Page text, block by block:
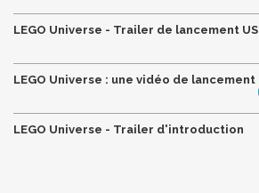
LEGO Universe - Trailer de lancement US
LEGO Universe : une vidéo de lancement
LEGO Universe - Trailer d'introduction